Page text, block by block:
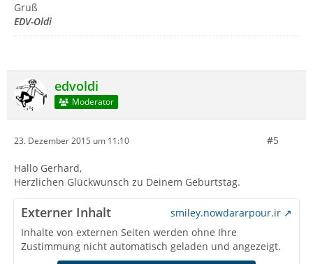
Gruß
EDV-Oldi
edvoldi
Moderator
23. Dezember 2015 um 11:10 #5
Hallo Gerhard,
Herzlichen Glückwunsch zu Deinem Geburtstag.
Externer Inhalt
smiley.nowdararpour.ir
Inhalte von externen Seiten werden ohne Ihre
Zustimmung nicht automatisch geladen und angezeigt.